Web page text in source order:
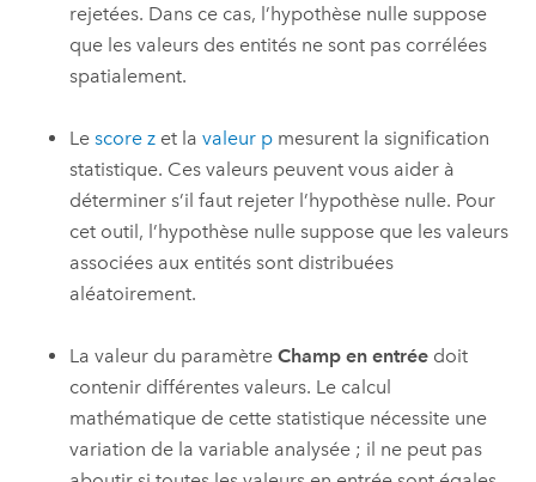
rejetées. Dans ce cas, l’hypothèse nulle suppose
que les valeurs des entités ne sont pas corrélées
spatialement.
Lescore z et lavaleur p mesurent la signification
statistique. Ces valeurs peuvent vous aider à
déterminer s’il faut rejeter l’hypothèse nulle. Pour
cet outil, l’hypothèse nulle suppose que les valeurs
associées aux entités sont distribuées
aléatoirement.
La valeur du paramètreChamp en entrée doit
contenir différentes valeurs. Le calcul
mathématique de cette statistique nécessite une
variation de la variable analysée ; il ne peut pas